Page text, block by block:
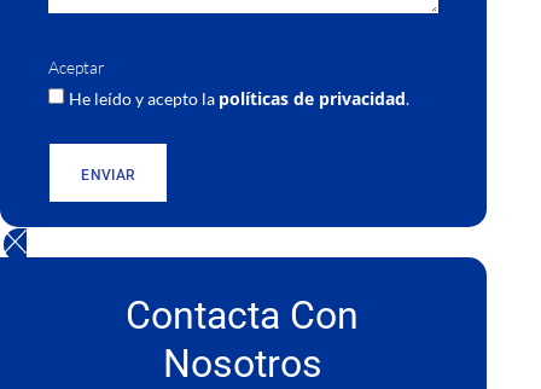
Aceptar
He leído y acepto la políticas de privacidad.
ENVIAR
Contacta Con
Nosotros